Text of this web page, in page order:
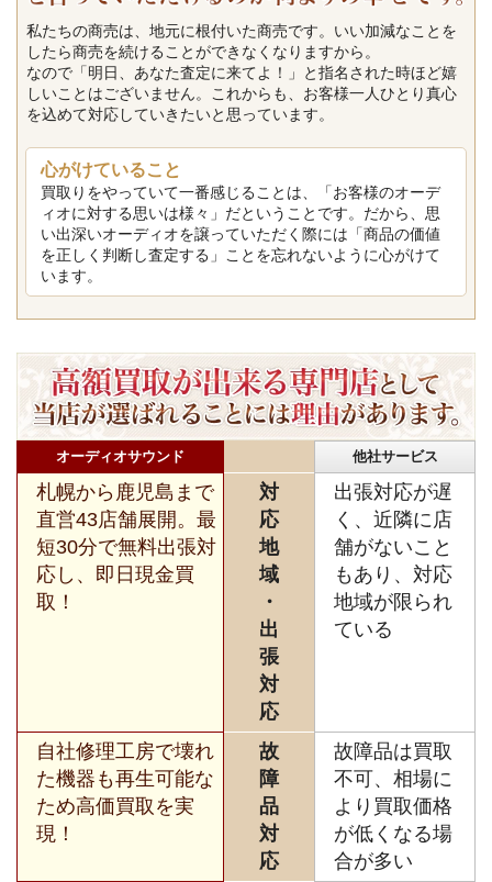
私たちの商売は、地元に根付いた商売です。いい加減なことを
したら商売を続けることができなくなりますから。
なので「明日、あなた査定に来てよ！」と指名された時ほど嬉
しいことはございません。これからも、お客様一人ひとり真心
を込めて対応していきたいと思っています。
心がけていること
買取りをやっていて一番感じることは、「お客様のオーデ
ィオに対する思いは様々」だということです。だから、思
い出深いオーディオを譲っていただく際には「商品の価値
を正しく判断し査定する」ことを忘れないように心がけて
います。
オーディオサウンド 他社サービス
札幌から鹿児島まで
直営43店舗展開。最
短30分で無料出張対
応し、即日現金買
取！
対
応
地
域
・
出
張
対
応
出張対応が遅
く、近隣に店
舗がないこと
もあり、対応
地域が限られ
ている
自社修理工房で壊れ
た機器も再生可能な
ため高価買取を実
現！
故
障
品
対
応
故障品は買取
不可、相場に
より買取価格
が低くなる場
合が多い